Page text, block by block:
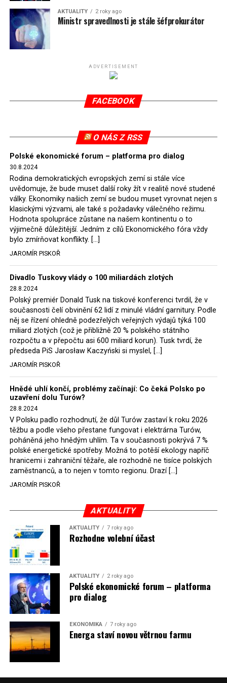
uhlím. Ta v současnosti pokrývá 7 % polské energetické
spotřeby.
Připomeňme, že ukončení těžby hnědého uhlí pro
(SDEU) v souvislosti se stížnostmi českých samospráv
verdiktem španělské soudkyně Rosario Silva de Lapureta
tomuto rozhodnutí nevyhověla, proto na žádost
2022, než byl tento případ z důvodu uzavření dohody
Polska s Českou republikou o odstranění příčin sporu o
důl Turów vymazán z rejstříku tribunálu. Celkem si
Polsko nechalo z přiznaných evropských fondů odečíst
asi 70 milionů eur na pokutách a 45 milionů eur
zaplatilo jako odškodnění České republice – ale jak důl,
tak elektrárna nadále fungovaly. Už tehdy zástupci
tehdejší opozice a dnes vládnoucí koalice, jako
místopředseda Občanské platformy (PO) Rafał
Hołownia, přímo řekli, že by se polská vláda měla
tomuto rozhodnutí podřídit.
Rozhodnutí polského ministra spravedlnosti jistě potěší
německé, české a polské ekology, ale i těžaře. Je těžké si
představit, že by o takové věci rozhodoval sám ministr
Bodnar. Musel získat politický souhlas vládnoucí koalice.
Stále jsou totiž platné argumenty Morawieckého vlády,
že důl i elektrárna jsou – kromě zabezpečování cca 7 %
polského energetického mixu – klíčovými podniky, spolu
se svými dceřinými společnostmi zaměstnávají cca pět
tisíc lidí. Navíc s činností dolu a elektrárny nepřímo
souvisí dalších několik desítek tisíc pracovních míst v
regionu. Zelená politika ale opět zvítězila.
Rozhodnutí polského ministra spravedlnosti jistě potěší
německé, české a polské ekology, kteří žalobu u
správního soudu podali, ale také německé a české
možná vozit své hnědé uhlí. ČEZ bude také spokojen –
škrtnutím 7 % elektřiny znamená totiž pro Polsko zcela
neplánované a nečekané skokové zvýšení závislosti na
dovozu elektřiny už od roku 2027.
(psáno pro info.cz)
AKTUALITY 2 roky ago
Ministr spravedlnosti je stále šéfprokurátor
ADVERTISEMENT
FACEBOOK
O NÁS Z RSS
Polské ekonomické forum – platforma pro dialog
30.8.2024
Rodina demokratických evropských zemí si stále více
uvědomuje, že bude muset další roky žít v realitě nové studené
války. Ekonomiky našich zemí se budou muset vyrovnat nejen s
klasickými výzvami, ale také s požadavky válečného režimu.
Hodnota spolupráce zůstane na našem kontinentu o to
výjimečně důležitější. Jedním z cílů Ekonomického fóra vždy
bylo zmírňovat konflikty. […]
JAROMÍR PISKOŘ
Divadlo Tuskovy vlády o 100 miliardách zlotých
28.8.2024
Polský premiér Donald Tusk na tiskové konferenci tvrdil, že v
současnosti čelí obvinění 62 lidí z minulé vládní garnitury. Podle
něj se řízení ohledně podezřelých veřejných výdajů týká 100
miliard zlotých (což je přibližně 20 % polského státního
rozpočtu a v přepočtu asi 600 miliard korun). Tusk tvrdí, že
předseda PiS Jarosław Kaczyński si myslel, […]
JAROMÍR PISKOŘ
Hnědé uhlí končí, problémy začínají: Co čeká Polsko po
uzavření dolu Turów?
28.8.2024
V Polsku padlo rozhodnutí, že důl Turów zastaví k roku 2026
těžbu a podle všeho přestane fungovat i elektrárna Turów,
poháněná jeho hnědým uhlím. Ta v současnosti pokrývá 7 %
polské energetické spotřeby. Možná to potěší ekology napříč
hranicemi i zahraniční těžaře, ale rozhodně ne tisíce polských
zaměstnanců, a to nejen v tomto regionu. Drazí […]
JAROMÍR PISKOŘ
AKTUALITY
AKTUALITY 7 roky ago
Rozhodne volební účast
AKTUALITY 2 roky ago
Polské ekonomické forum – platforma
pro dialog
EKONOMIKA 7 roky ago
Energa staví novou větrnou farmu